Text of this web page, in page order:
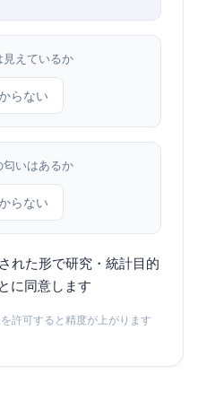
えているか
らない
いはあるか
らない
れた形で研究・統計目的
に同意します
許可すると精度が上がります